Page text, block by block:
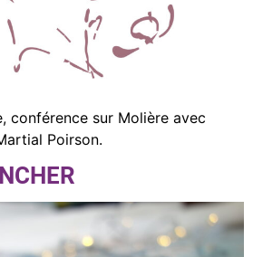
conférence sur Molière avec
Poirson.